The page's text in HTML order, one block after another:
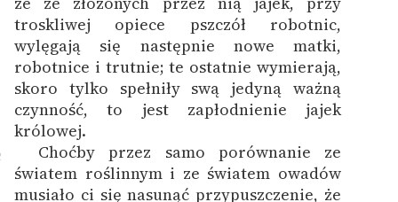
troskliwej opiece pszczół robotnic,
wylęgają się następnie nowe matki,
robotnice i trutnie; te ostatnie wymierają,
skoro tylko spełniły swą jedyną ważną
czynność, to jest zapłodnienie jajek
królowej.
Choćby przez samo porównanie ze
światem roślinnym i ze światem owadów
musiało ci się nasunąć przypuszczenie, że